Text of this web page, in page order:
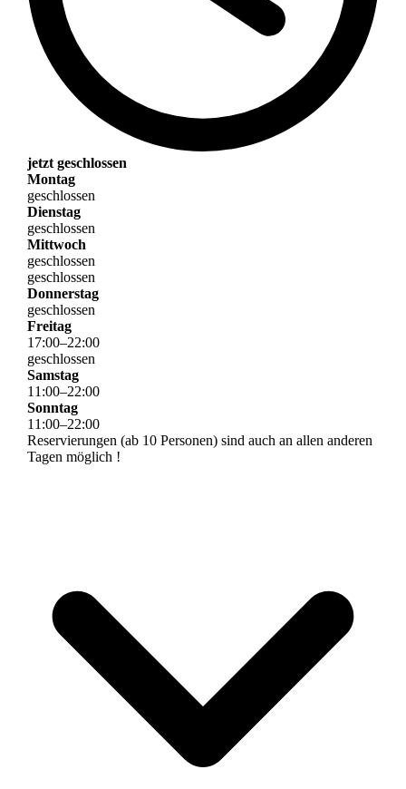
jetzt geschlossen
Montag
geschlossen
Dienstag
geschlossen
Mittwoch
geschlossen
geschlossen
Donnerstag
geschlossen
Freitag
17:00–22:00
geschlossen
Samstag
11 :00–22:00
Sonntag
11 :00–22:00
Reservierungen (ab 10 Personen) sind auch an allen anderen
Tagen möglich !